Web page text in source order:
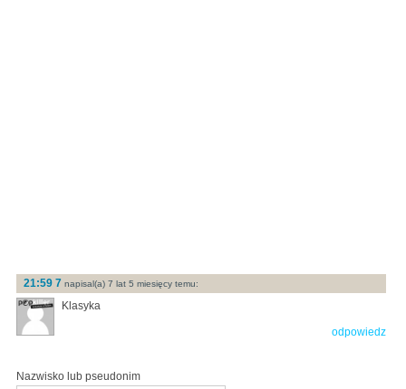
21:59 7 napisal(a) 7 lat 5 miesięcy temu:
Klasyka
odpowiedz
Nazwisko lub pseudonim